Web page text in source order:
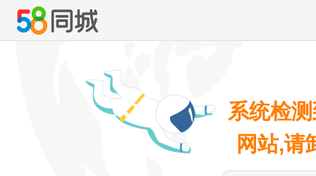
系统检
网站,请